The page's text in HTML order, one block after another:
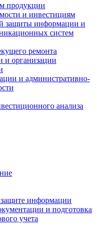
продукции
и инвестициям
защиты информации и
систем
ремонта
и организации
и административно-
анализа
информации
и подготовка
учета